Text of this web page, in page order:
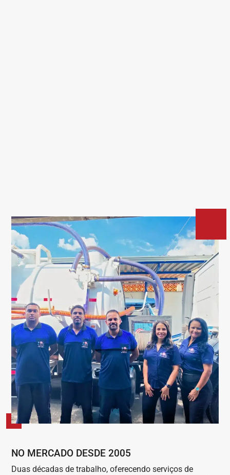
NO MERCADO DESDE 2005
Duas décadas de trabalho, oferecendo serviços de